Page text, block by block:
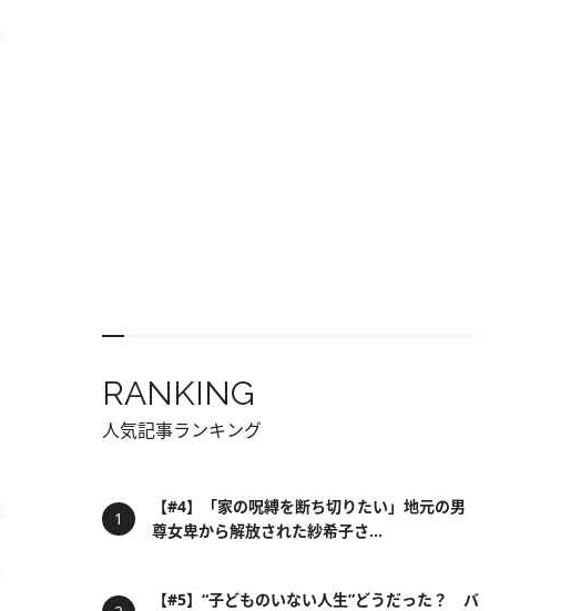
RANKING
人気記事ランキング
【#4】「家の呪縛を断ち切りたい」地元の男
尊女卑から解放された紗希子さ...
【#5】“子どものいない人生”どうだった？ バ